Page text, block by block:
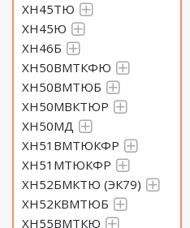
ХН45ТЮ
ХН45Ю
ХН46Б
ХН50ВМТКФЮ
ХН50ВМТЮБ
ХН50МВКТЮР
ХН50МД
ХН51ВМТЮКФР
ХН51МТЮКФР
ХН52БМКТЮ (ЭК79)
ХН52КВМТЮБ
ХН55ВМТКЮ